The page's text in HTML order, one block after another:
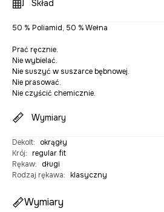
Skład
50 % Poliamid, 50 % Wełna
Prać ręcznie.
Nie wybielać.
Nie suszyć w suszarce bębnowej.
Nie prasować.
Nie czyścić chemicznie.
Wymiary
Dekolt:
okrągły
Krój: regular fit
Rękaw:
długi
Rodzaj rękawa: klasyczny
Wymiary